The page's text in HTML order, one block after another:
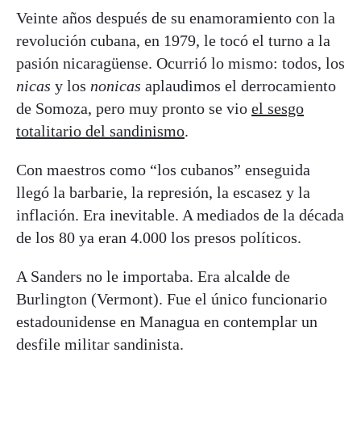
Veinte años después de su enamoramiento con la
revolución cubana, en 1979, le tocó el turno a la
pasión nicaragüense. Ocurrió lo mismo: todos, los
nicas y los nonicas aplaudimos el derrocamiento
de Somoza, pero muy pronto se vio el sesgo
totalitario del sandinismo.
Con maestros como “los cubanos” enseguida
llegó la barbarie, la represión, la escasez y la
inflación. Era inevitable. A mediados de la década
de los 80 ya eran 4.000 los presos políticos.
A Sanders no le importaba. Era alcalde de
Burlington (Vermont). Fue el único funcionario
estadounidense en Managua en contemplar un
desfile militar sandinista.